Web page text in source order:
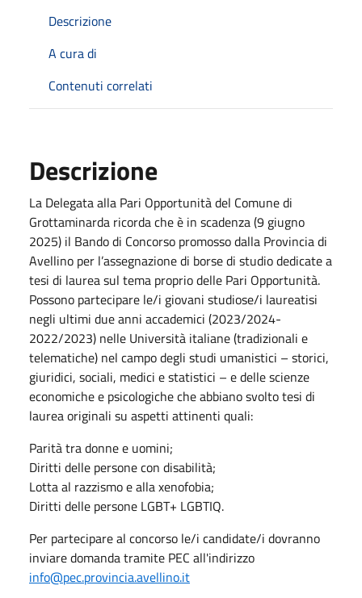
Descrizione
A cura di
Contenuti correlati
Descrizione
La Delegata alla Pari Opportunità del Comune di
Grottaminarda ricorda che è in scadenza (9 giugno
2025) il Bando di Concorso promosso dalla Provincia di
Avellino per l’assegnazione di borse di studio dedicate a
tesi di laurea sul tema proprio delle Pari Opportunità.
Possono partecipare le/i giovani studiose/i laureatisi
negli ultimi due anni accademici (2023/2024-
2022/2023) nelle Università italiane (tradizionali e
telematiche) nel campo degli studi umanistici – storici,
giuridici, sociali, medici e statistici – e delle scienze
economiche e psicologiche che abbiano svolto tesi di
laurea originali su aspetti attinenti quali:
Parità tra donne e uomini;
Diritti delle persone con disabilità;
Lotta al razzismo e alla xenofobia;
Diritti delle persone LGBT+ LGBTIQ.
Per partecipare al concorso le/i candidate/i dovranno
inviare domanda tramite PEC all'indirizzo
info@pec.provincia.avellino.it